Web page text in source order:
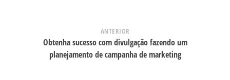
ANTERIOR
Obtenha sucesso com divulgação fazendo um
planejamento de campanha de marketing